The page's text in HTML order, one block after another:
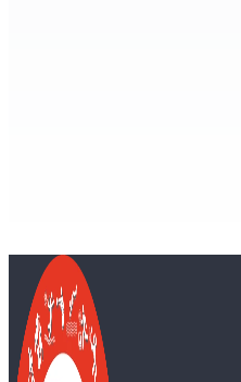
A tanévnyitón
Hétfőn, a városi